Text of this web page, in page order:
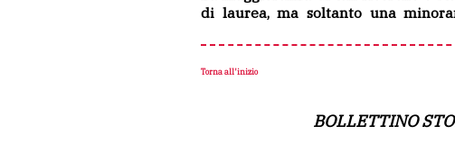
di laurea, ma soltanto una
Torna all'inizio
BOLLETTINO